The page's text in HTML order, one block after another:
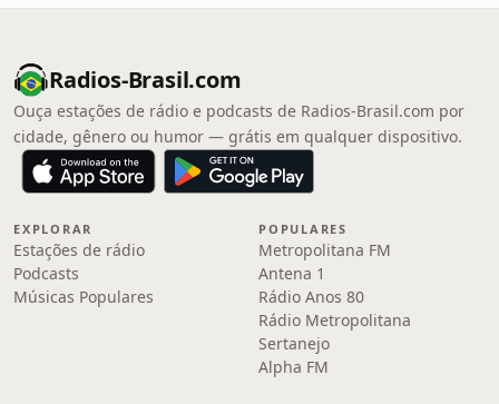
Radios-Brasil.com
Ouça estações de rádio e podcasts de Radios-Brasil.com por
cidade, gênero ou humor — grátis em qualquer dispositivo.
EXPLORAR
Estações de rádio
Podcasts
Músicas Populares
POPULARES
Metropolitana FM
Antena 1
Rádio Anos 80
Rádio Metropolitana
Sertanejo
Alpha FM